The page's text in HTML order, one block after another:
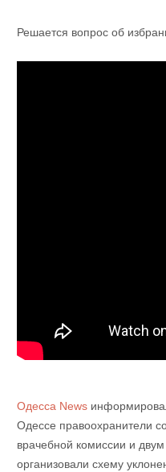
Решается вопрос об
Одесса News
Одессе правоохранители
врачебной комиссии и
организовали схему